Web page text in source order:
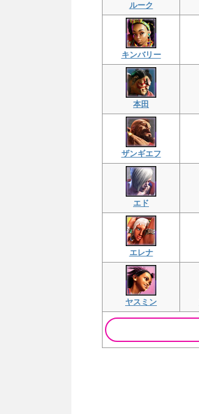
ルーク
キンバリー
本田
ザンギエフ
エド
エレナ
ヤスミン